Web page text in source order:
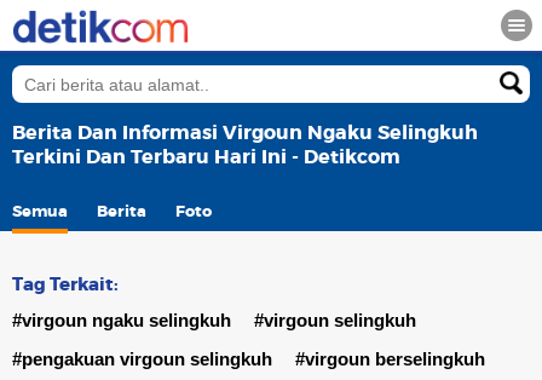
Berita Dan Informasi Virgoun Ngaku Selingkuh
Terkini Dan Terbaru Hari Ini - Detikcom
Semua Berita Foto
Tag Terkait:
#virgoun ngaku selingkuh
#virgoun selingkuh
#pengakuan virgoun selingkuh
#virgoun berselingkuh